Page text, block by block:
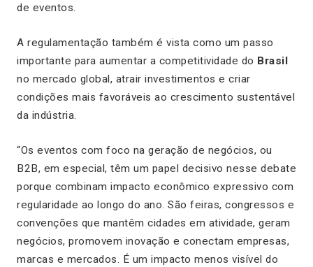
de eventos.
A regulamentação também é vista como um passo
importante para aumentar a competitividade do Brasil
no mercado global, atrair investimentos e criar
condições mais favoráveis ao crescimento sustentável
da indústria.
“Os eventos com foco na geração de negócios, ou
B2B, em especial, têm um papel decisivo nesse debate
porque combinam impacto econômico expressivo com
regularidade ao longo do ano. São feiras, congressos e
convenções que mantêm cidades em atividade, geram
negócios, promovem inovação e conectam empresas,
marcas e mercados. É um impacto menos visível do